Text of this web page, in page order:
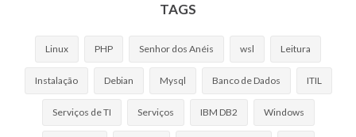
TAGS
Linux PHP Senhor dos Anéis wsl Leitura
Instalação Debian Mysql Banco de Dados ITIL
Serviços de TI Serviços IBM DB2 Windows